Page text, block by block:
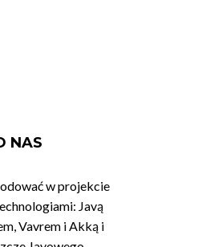
NAS
w projekcie
Javą
Vavrem i Akką i